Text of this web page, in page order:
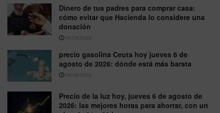
Dinero de tus padres para comprar casa:
cómo evitar que Hacienda lo considere una
donación
06/08/2026
precio gasolina Ceuta hoy jueves 6 de
agosto de 2026: dónde está más barata
06/08/2026
Precio de la luz hoy, jueves 6 de agosto de
2026: las mejores horas para ahorrar, con un